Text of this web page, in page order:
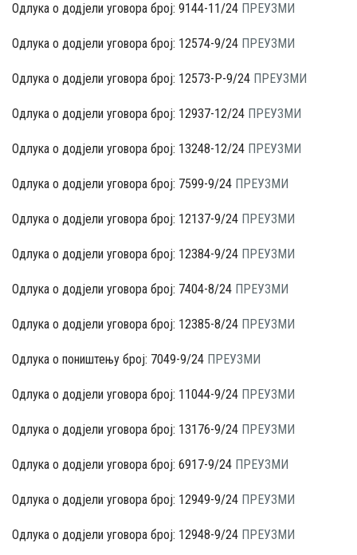
Одлука о додјели уговора број: 9144-11/24 ПРЕУЗМИ
Одлука о додјели уговора број: 12574-9/24 ПРЕУЗМИ
Одлука о додјели уговора број: 12573-P-9/24 ПРЕУЗМИ
Одлука о додјели уговора број: 12937-12/24 ПРЕУЗМИ
Одлука о додјели уговора број: 13248-12/24 ПРЕУЗМИ
Одлука о додјели уговора број: 7599-9/24 ПРЕУЗМИ
Одлука о додјели уговора број: 12137-9/24 ПРЕУЗМИ
Одлука о додјели уговора број: 12384-9/24 ПРЕУЗМИ
Одлука о додјели уговора број: 7404-8/24 ПРЕУЗМИ
Одлука о додјели уговора број: 12385-8/24 ПРЕУЗМИ
Одлука о поништењу број: 7049-9/24 ПРЕУЗМИ
Одлука о додјели уговора број: 11044-9/24 ПРЕУЗМИ
Одлука о додјели уговора број: 13176-9/24 ПРЕУЗМИ
Одлука о додјели уговора број: 6917-9/24 ПРЕУЗМИ
Одлука о додјели уговора број: 12949-9/24 ПРЕУЗМИ
Одлука о додјели уговора број: 12948-9/24 ПРЕУЗМИ